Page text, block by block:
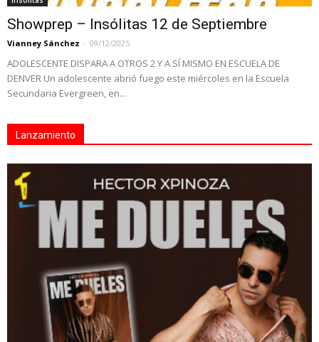
Showprep – Insólitas 12 de Septiembre
Vianney Sánchez - 09/12/2025
ADOLESCENTE DISPARA A OTROS 2 Y A SÍ MISMO EN ESCUELA DE
DENVER Un adolescente abrió fuego este miércoles en la Escuela
Secundaria Evergreen, en...
Lanzamiento